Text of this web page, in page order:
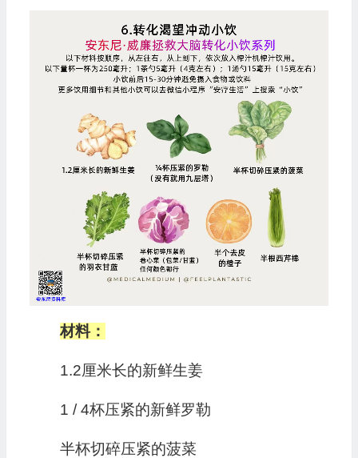
材料：
1.2厘米长的新鲜生姜
1 / 4杯压紧的新鲜罗勒
半杯切碎压紧的菠菜